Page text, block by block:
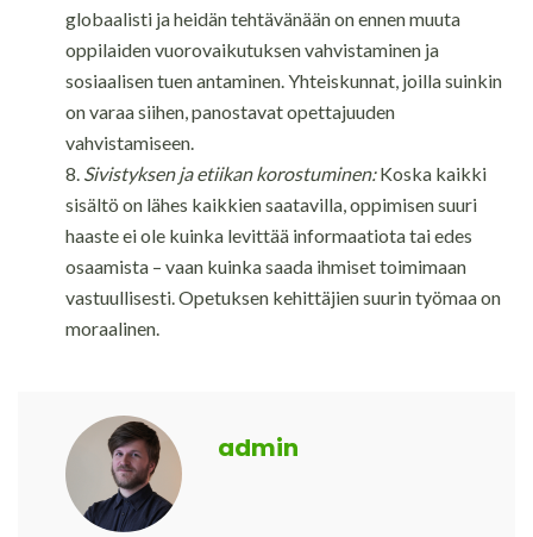
globaalisti ja heidän tehtävänään on ennen muuta
oppilaiden vuorovaikutuksen vahvistaminen ja
sosiaalisen tuen antaminen. Yhteiskunnat, joilla suinkin
on varaa siihen, panostavat opettajuuden
vahvistamiseen.
Sivistyksen ja etiikan korostuminen:Koska kaikki
sisältö on lähes kaikkien saatavilla, oppimisen suuri
haaste ei ole kuinka levittää informaatiota tai edes
osaamista – vaan kuinka saada ihmiset toimimaan
vastuullisesti. Opetuksen kehittäjien suurin työmaa on
moraalinen.
admin